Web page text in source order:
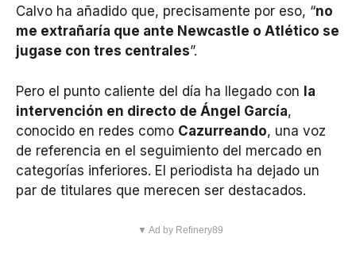
Calvo ha añadido que, precisamente por eso, “no
me extrañaría que ante Newcastle o Atlético se
jugase con tres centrales”.
Pero el punto caliente del día ha llegado con la
intervención en directo de Ángel García,
conocido en redes como Cazurreando, una voz
de referencia en el seguimiento del mercado en
categorías inferiores. El periodista ha dejado un
par de titulares que merecen ser destacados.
▼ Ad by Refinery89